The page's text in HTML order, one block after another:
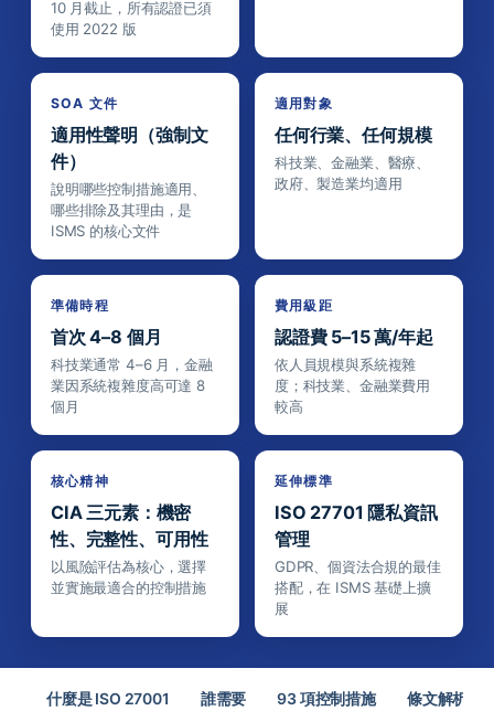
10 月截止，所有認證已須
使用 2022 版
SOA 文件
適用性聲明（強制文
件）
說明哪些控制措施適用、
哪些排除及其理由，是
ISMS 的核心文件
適用對象
任何行業、任何規模
科技業、金融業、醫療、
政府、製造業均適用
準備時程
首次 4–8 個月
科技業通常 4–6 月，金融
業因系統複雜度高可達 8
個月
費用級距
認證費 5–15 萬/年起
依人員規模與系統複雜
度；科技業、金融業費用
較高
核心精神
CIA 三元素：機密
性、完整性、可用性
以風險評估為核心，選擇
並實施最適合的控制措施
延伸標準
ISO 27701 隱私資訊
管理
GDPR、個資法合規的最佳
搭配，在 ISMS 基礎上擴
展
什麼是 ISO 27001 誰需要 93 項控制措施 條文解析